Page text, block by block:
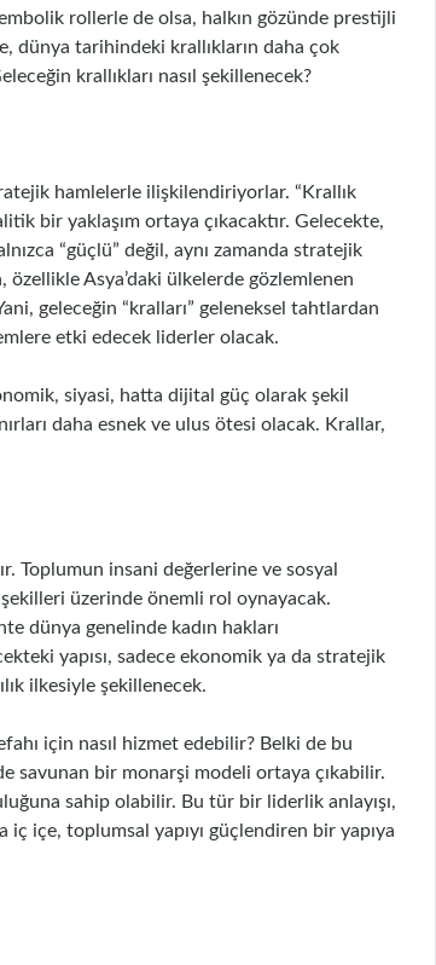
rollerle de olsa, halkın gözünde prestijli
dünya tarihindeki krallıkların daha çok
krallıkları nasıl şekillenecek?
hamlelerle ilişkilendiriyorlar. “Krallık
bir yaklaşım ortaya çıkacaktır. Gelecekte,
“güçlü” değil, aynı zamanda stratejik
Asya’daki ülkelerde gözlemlenen
geleceğin “kralları” geleneksel tahtlardan
etki edecek liderler olacak.
siyasi, hatta dijital güç olarak şekil
daha esnek ve ulus ötesi olacak. Krallar,
Toplumun insani değerlerine ve sosyal
üzerinde önemli rol oynayacak.
dünya genelinde kadın hakları
yapısı, sadece ekonomik ya da stratejik
ilkesiyle şekillenecek.
için nasıl hizmet edebilir? Belki de bu
savunan bir monarşi modeli ortaya çıkabilir.
sahip olabilir. Bu tür bir liderlik anlayışı,
içe, toplumsal yapıyı güçlendiren bir yapıya